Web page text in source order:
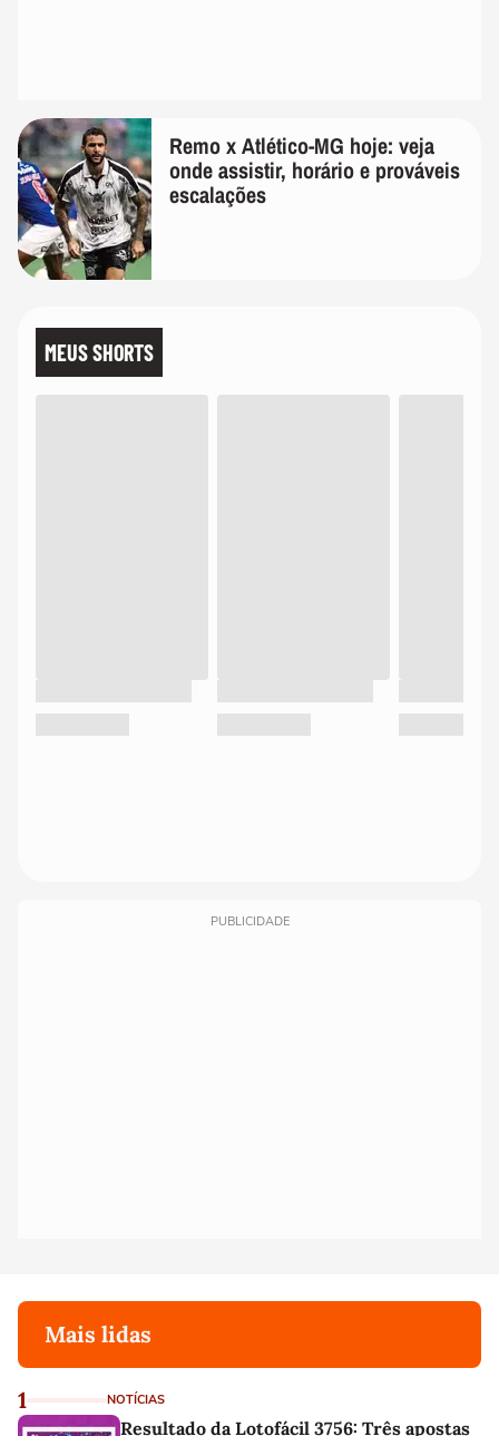
Remo x Atlético-MG hoje: veja
onde assistir, horário e prováveis
escalações
MEUS SHORTS
PUBLICIDADE
Mais lidas
1 NOTÍCIAS
Resultado da Lotofácil 3756: Três apostas